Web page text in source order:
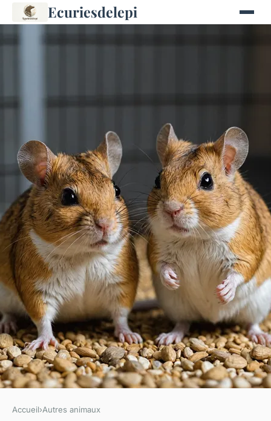
Ecuriesdelepi
Accueil›Autres animaux